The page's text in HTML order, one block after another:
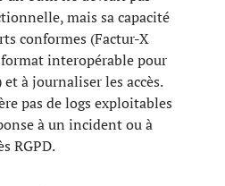
mais sa capacité
conformes (Factur-X
interopérable pour
à journaliser les accès.
pas de logs exploitables
à un incident ou à
RGPD.